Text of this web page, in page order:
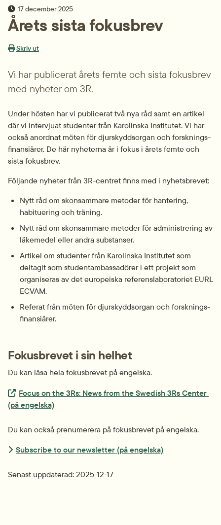
publiceringsdatum
17 december 2025
Årets sista fokusbrev
Skriv ut
Vi har publicerat årets femte och sista fokusbrev
med nyheter om 3R.
Under hösten har vi publicerat två nya råd samt en artikel
där vi intervjuat studenter från Karolinska Institutet. Vi har
också anordnat möten för djurskyddsorgan och forsknings­
finansiärer. De här nyheterna är i fokus i årets femte och
sista fokusbrev.
Följande nyheter från 3R-centret finns med i nyhetsbrevet:
Nytt råd om skonsammare metoder för hantering,
habituering och träning.
Nytt råd om skonsammare metoder för administrering av
läkemedel eller andra substanser.
Artikel om studenter från Karolinska Institutet som
deltagit som student­ambassadörer i ett projekt som
organiseras av det europeiska referens­laboratoriet EURL
ECVAM.
Referat från möten för djurskyddsorgan och forsknings­
finansiärer.
Fokusbrevet i sin helhet
Du kan läsa hela fokusbrevet på engelska.
Extern länk.
Focus on the 3Rs: News from the Swedish 3Rs Center
(på engelska)
Du kan också prenumerera på fokusbrevet på engelska.
Subscribe to our newsletter (på engelska)
Senast uppdaterad: 2025-12-17